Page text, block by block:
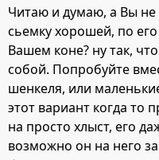
:
Читаю и думаю, а Вы не
сьемку хорошей, по
Вашем коне? ну так,
собой. Попробуйте
шенкеля, или
этот вариант когда то
на просто хлыст, его
возможно он на него